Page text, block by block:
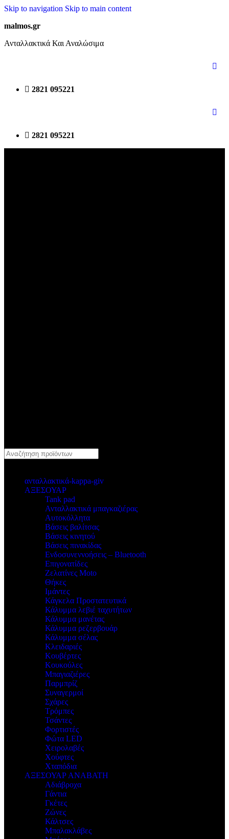
Skip to navigation Skip to main content
malmos.gr
Ανταλλακτικά Και Αναλώσιμα
2821 095221
2821 095221
ανταλλακτικά-kappa-giv
ΑΞΕΣΟΥΑΡ
Tank pad
Ανταλλακτικά μπαγκαζιέρας
Αυτοκόλλητα
Βάσεις βαλίτσας
Βάσεις κινητού
Βάσεις πινακίδας
Ενδοσυνεννοήσεις – Bluetooth
Επιγονατίδες
Ζελατίνες Moto
Θήκες
Ιμάντες
Κάγκελα Προστατευτικά
Κάλυμμα λεβιέ ταχυτήτων
Κάλυμμα μανέτας
Κάλυμμα ρεζερβουάρ
Κάλυμμα σέλας
Κλειδαριές
Κουβέρτες
Κουκούλες
Μπαγιαζιέρες
Παρμπρίζ
Συναγερμοί
Σχάρες
Τρόμπες
Τσάντες
Φορτιστές
Φώτα LED
Χειρολαβές
Χούφτες
Χταπόδια
ΑΞΕΣΟΥΑΡ ΑΝΑΒΑΤΗ
Αδιάβροχα
Γάντια
Γκέτες
Ζώνες
Κάλτσες
Μπαλακλάβες